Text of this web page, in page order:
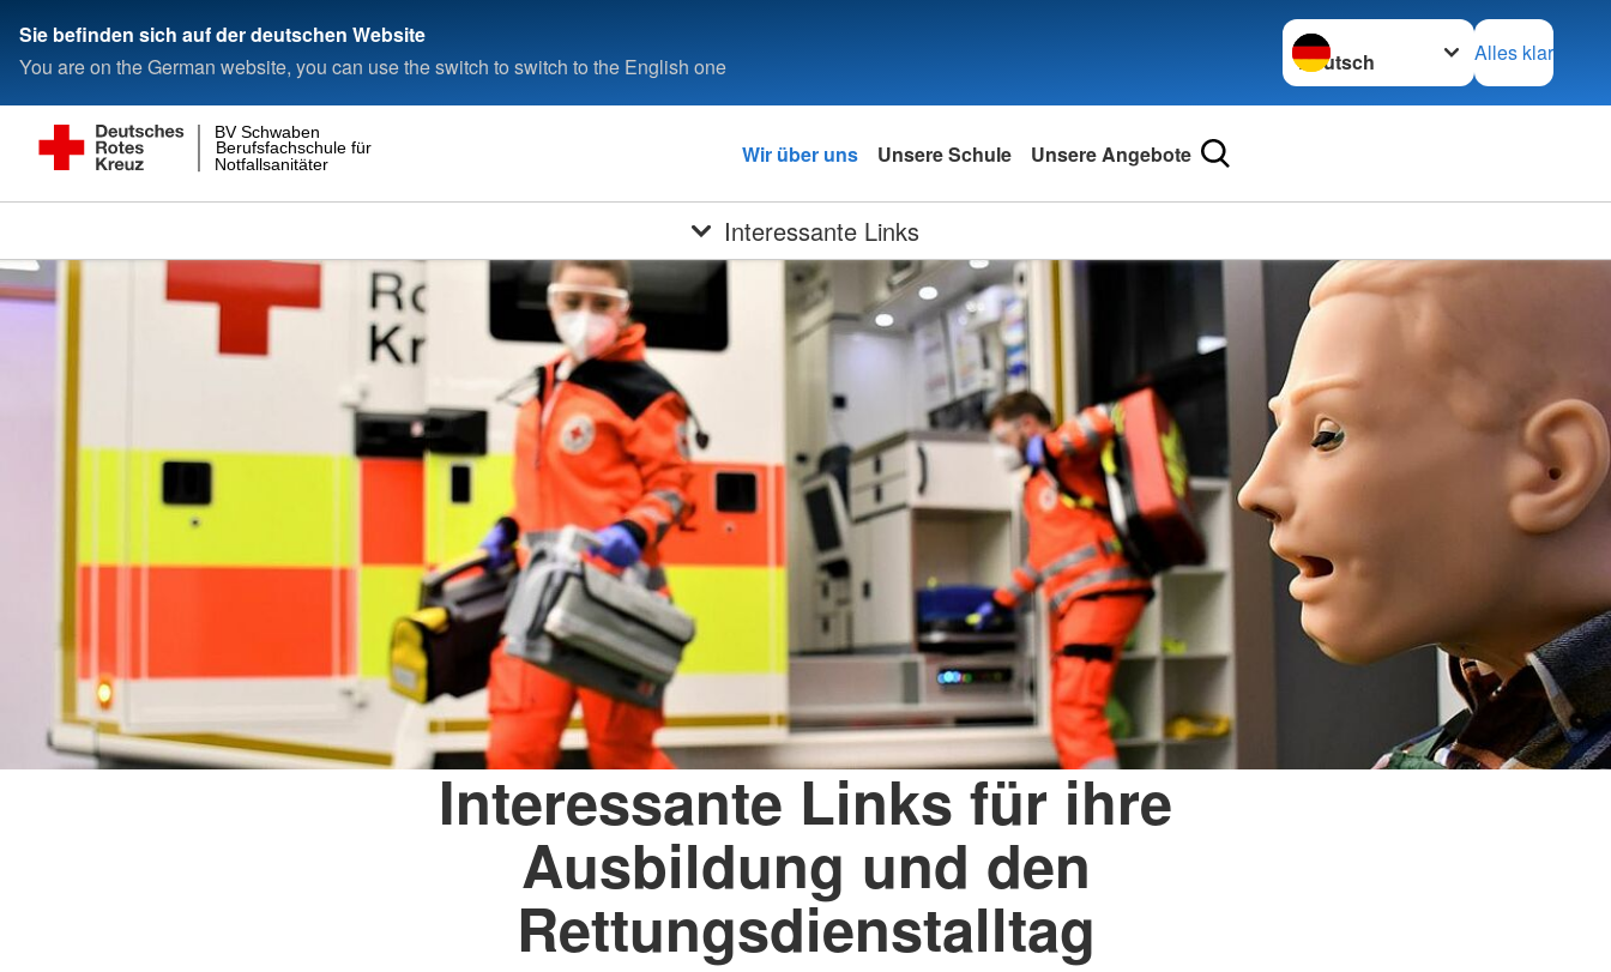
Sie befinden sich auf der deutschen Website
You are on the German website, you can use the switch to switch to the English one
Sprache wechseln zu
Alles klar
Notfallsanitäter
Berufsfachschule für
BV Schwaben
Wir über uns Unsere Schule Unsere Angebote
Interessante Links
Interessante Links für ihre
Ausbildung und den
Rettungsdienstalltag